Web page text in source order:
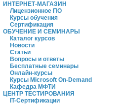
ИНТЕРНЕТ-МАГАЗИН
Лицензионное ПО
Курсы обучения
Сертификация
ОБУЧЕНИЕ И СЕМИНАРЫ
Каталог курсов
Новости
Статьи
Вопросы и ответы
Бесплатные семинары
Онлайн-курсы
Курсы Microsoft On-Demand
Кафедра МФТИ
ЦЕНТР ТЕСТИРОВАНИЯ
IT-Сертификации